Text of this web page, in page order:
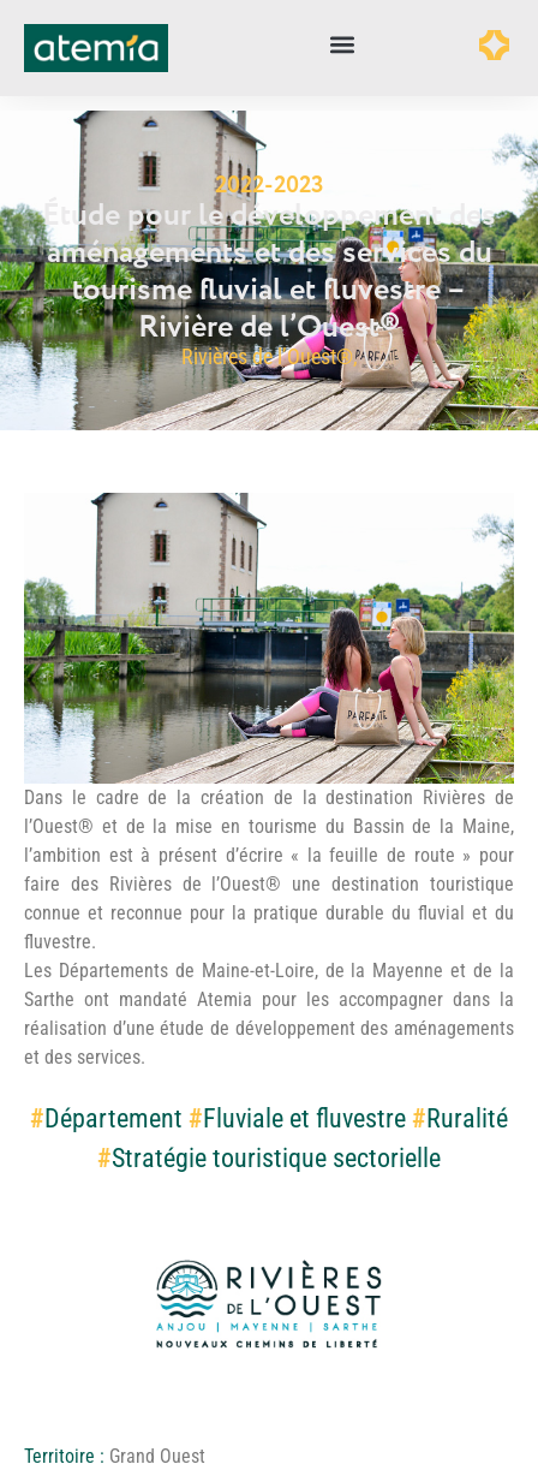
2022-2023
Étude pour le développement des
aménagements et des services du
tourisme fluvial et fluvestre –
Rivière de l’Ouest®
Rivières de l’Ouest®,
©Mayenne Tourisme
Dans le cadre de la création de la destination Rivières de
l’Ouest® et de la mise en tourisme du Bassin de la Maine,
l’ambition est à présent d’écrire « la feuille de route » pour
faire des Rivières de l’Ouest® une destination touristique
connue et reconnue pour la pratique durable du fluvial et du
fluvestre.
Les Départements de Maine-et-Loire, de la Mayenne et de la
Sarthe ont mandaté Atemia pour les accompagner dans la
réalisation d’une étude de développement des aménagements
et des services.
#Département #Fluviale et fluvestre #Ruralité
#Stratégie touristique sectorielle
Territoire : Grand Ouest